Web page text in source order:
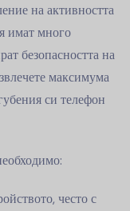
на активността
имат много
безопасността на
максимума
си телефон
често с